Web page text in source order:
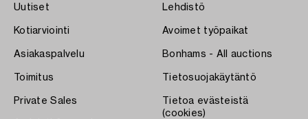
Uutiset
Kotiarviointi
Asiakaspalvelu
Toimitus
Private Sales
Lehdistö
Avoimet työpaikat
Bonhams - All auctions
Tietosuojakäytäntö
Tietoa evästeistä
(cookies)